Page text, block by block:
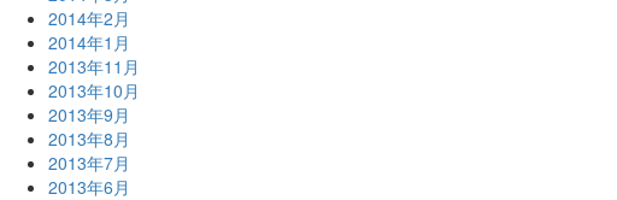
2014年2月
2014年1月
2013年11月
2013年10月
2013年9月
2013年8月
2013年7月
2013年6月